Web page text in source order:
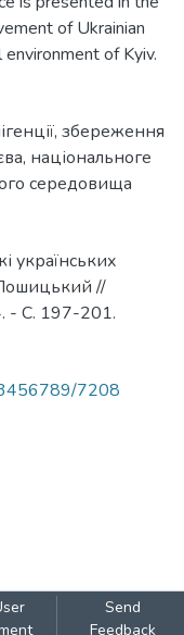
of Ukrainian
of Kyiv.
, збереження
, національноге
середовища
українських
//
- С. 197-201.
7208
Send
Feedback